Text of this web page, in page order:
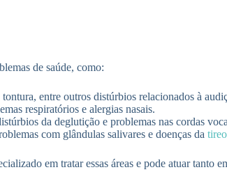
de saúde, como:
entre outros distúrbios relacionados à
respiratórios e alergias nasais.
da deglutição e problemas nas cordas
com glândulas salivares e doenças da
em tratar essas áreas e pode atuar tanto